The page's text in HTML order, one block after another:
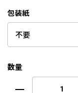
包装紙
数量